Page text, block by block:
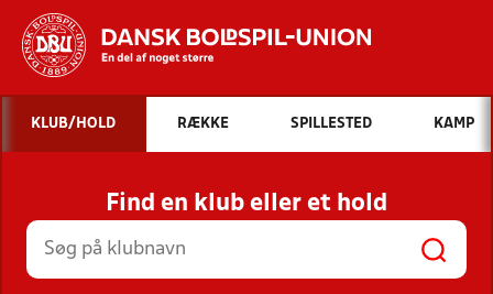
Hvad vil du søge efter?
INDHOLD OG NYHEDER
STILLINGER, RESULTATER, KLUBBER OG
HOLD
KLUB/HOLD RÆKKE SPILLESTED KAMP
Find en klub eller et hold